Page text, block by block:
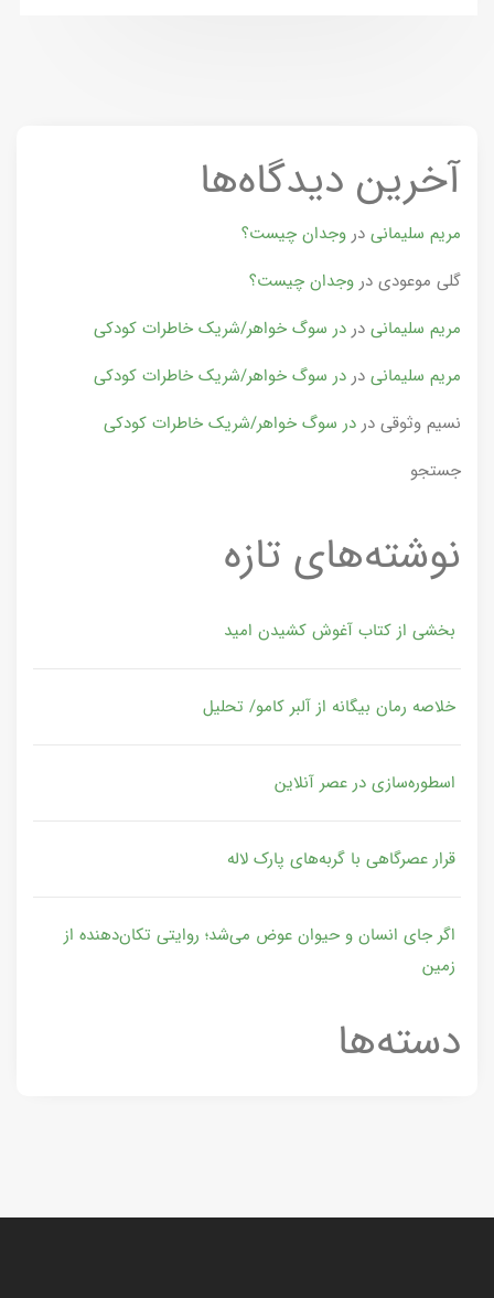
آخرین دیدگاه‌ها
مریم سلیمانی در وجدان چیست؟
گلی موعودی در وجدان چیست؟
مریم سلیمانی در در سوگ خواهر/شریک خاطرات کودکی
مریم سلیمانی در در سوگ خواهر/شریک خاطرات کودکی
نسیم وثوقی در در سوگ خواهر/شریک خاطرات کودکی
جستجو
نوشته‌های تازه
بخشی از کتاب آغوش کشیدن امید
خلاصه رمان بیگانه از آلبر کامو/ تحلیل
اسطوره‌سازی در عصر آنلاین
قرار عصرگاهی با گربه‌های پارک لاله
اگر جای انسان و حیوان عوض می‌شد؛ روایتی تکان‌دهنده از
زمین
دسته‌ها